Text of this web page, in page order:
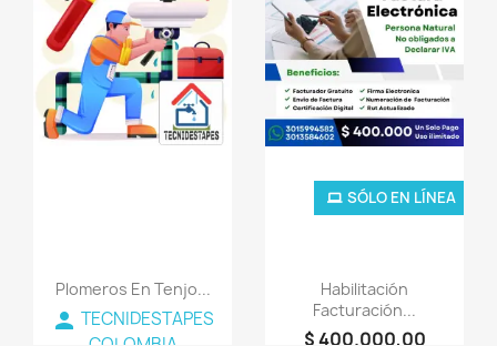
Plomeros En Tenjo...
person TECNIDESTAPES
favorite_border
Habilitación
Facturación...
$ 400.000,00
favorite_border
SÓLO EN LÍNEA